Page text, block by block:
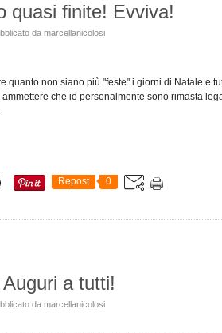
quasi finite! Evviva!
da marcellanicolosi
quanto non siano più "feste" i giorni di Natale e
che io personalmente sono rimasta
Repost 0
a tutti!
da marcellanicolosi